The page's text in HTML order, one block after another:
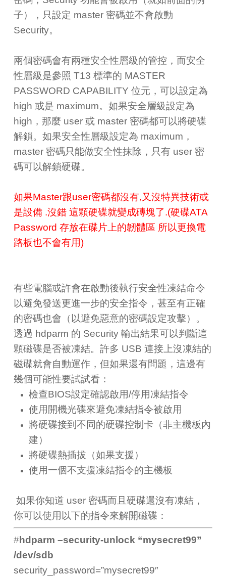
子），只設定 master 密碼並不會啟動
Security。
兩個密碼會有兩種安全性層級的管控，而安全
性層級是參照 T13 標準的 MASTER
PASSWORD CAPABILITY 位元，可以設定為
high 或是 maximum。如果安全層級設定為
high，那麼 user 或 master 密碼都可以將硬碟
解鎖。如果安全性層級設定為 maximum，
master 密碼只能做安全性抹除，只有 user 密
碼可以解鎖硬碟。
如果Master跟user密碼都沒有,又沒特異技術或
是設備 .沒錯 這顆硬碟就變成磚塊了.(硬碟ATA
Password 存放在碟片上的韌體區 所以更換電
路板也不會有用)
有些電腦或許會在啟動後執行安全性凍結命令
以避免發送更進一步的安全指令，甚至有正確
的密碼也會（以避免惡意的密碼設定攻擊）。
透過 hdparm 的 Security 輸出結果可以判斷這
顆磁碟是否被凍結。許多 USB 連接上沒凍結的
磁碟就會自動運作，但如果還有問題，這邊有
幾個可能性要試試看：
檢查BIOS設定確認啟用/停用凍結指令
使用開機光碟來避免凍結指令被啟用
將硬碟接到不同的硬碟控制卡（非主機板內
建）
將硬碟熱插拔（如果支援）
使用一個不支援凍結指令的主機板
如果你知道 user 密碼而且硬碟還沒有凍結，
你可以使用以下的指令來解開磁碟：
#hdparm –security-unlock “mysecret99”
/dev/sdb
security_password=”mysecret99″